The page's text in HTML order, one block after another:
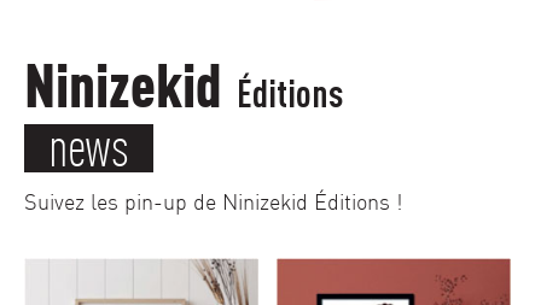
Ninizekid Éditions
news
Suivez les pin-up de Ninizekid Éditions !